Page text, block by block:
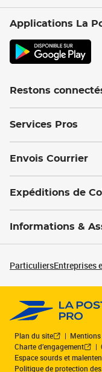
Applications La
Restons
Services Pros
Envois Courrier
Expéditions de
Informations &
ParticuliersEntreprises
Plan du site
Charte d’engagement
Espace sourds et
Politique de protection